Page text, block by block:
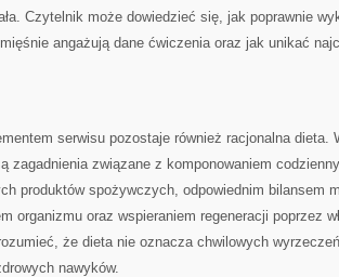
Czytelnik może dowiedzieć się, jak poprawnie
angażują dane ćwiczenia oraz jak unikać
serwisu pozostaje również racjonalna dieta.
zagadnienia związane z komponowaniem
produktów spożywczych, odpowiednim bilansem
organizmu oraz wspieraniem regeneracji poprzez
że dieta nie oznacza chwilowych
nawyków.